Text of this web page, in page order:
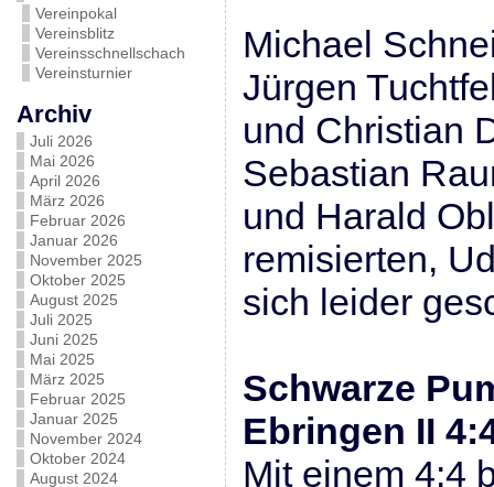
Vereinpokal
Vereinsblitz
Vereinsschnellschach
Vereinsturnier
Archiv
Juli 2026
Mai 2026
April 2026
März 2026
Februar 2026
Januar 2026
November 2025
Oktober 2025
August 2025
Juli 2025
Juni 2025
Mai 2025
März 2025
Februar 2025
Januar 2025
November 2024
Oktober 2024
August 2024
Michael
Jürgen
und Christian
Sebastian
und Harald
remisierten,
sich leider
Schwarze
Ebringen II
Mit einem 4:4